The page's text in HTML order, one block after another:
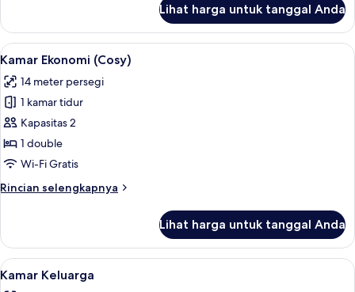
Kamar
Triple
Deluks
Lihat harga untuk tanggal Anda
Lihat
semua
foto
untuk
Kamar
Ekonomi
(Cosy)
Seprai premium, brankas, meja kerja,
7
Kamar Ekonomi (Cosy)
14 meter persegi
1 kamar tidur
Kapasitas 2
1 double
Wi-Fi Gratis
Rincian selengkapnya
Rincian
Kamar
Ekonomi
(Cosy)
Lihat harga untuk tanggal Anda
Lihat
semua
Seprai premium, brankas, meja kerja,
4
Kamar Keluarga